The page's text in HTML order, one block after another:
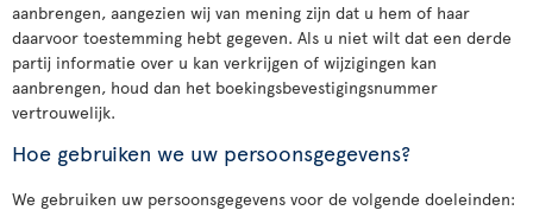
aanbrengen, aangezien wij van mening zijn dat u hem of haar
daarvoor toestemming hebt gegeven. Als u niet wilt dat een derde
partij informatie over u kan verkrijgen of wijzigingen kan
aanbrengen, houd dan het boekingsbevestigingsnummer
vertrouwelijk.
Hoe gebruiken we uw persoonsgegevens?
We gebruiken uw persoonsgegevens voor de volgende doeleinden: